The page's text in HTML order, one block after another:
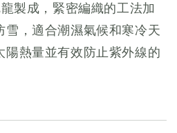
製成，緊密編織的工法加
雪，適合潮濕氣候和寒冷天
陽熱量並有效防止紫外線的